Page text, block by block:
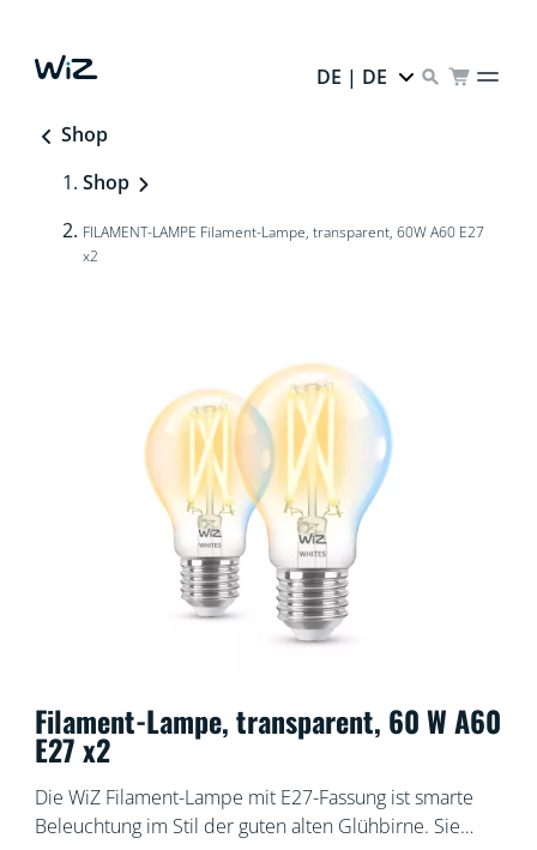
DE | DE
Shop
Shop
FILAMENT-LAMPE Filament-Lampe, transparent, 60W A60 E27
x2
Filament-Lampe, transparent, 60 W A60
E27 x2
Die WiZ Filament-Lampe mit E27-Fassung ist smarte
Beleuchtung im Stil der guten alten Glühbirne. Sie